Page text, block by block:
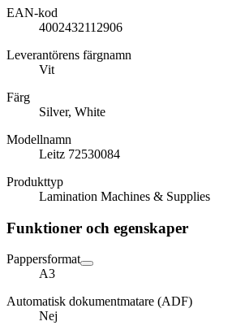
EAN-kod
4002432112906
Leverantörens färgnamn
Vit
Färg
Silver, White
Modellnamn
Leitz 72530084
Produkttyp
Lamination Machines & Supplies
Funktioner och egenskaper
Pappersformat
A3
Automatisk dokumentmatare (ADF)
Nej